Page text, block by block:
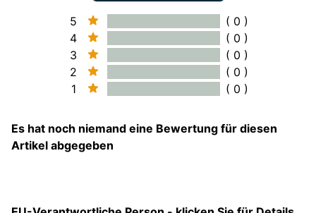
5
( 0 )
4
( 0 )
3
( 0 )
2
( 0 )
1
( 0 )
Es hat noch niemand eine Bewertung für diesen
Artikel abgegeben